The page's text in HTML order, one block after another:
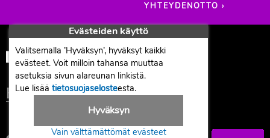
YHTEYDENOTTO ›
Evästeiden käyttö
Valitsemalla ’Hyväksyn’, hyväksyt kaikki
evästeet. Voit milloin tahansa muuttaa
asetuksia sivun alareunan linkistä.
Lue lisää tietosuojaselosteesta.
Hyväksyn
Vain välttämättömät evästeet